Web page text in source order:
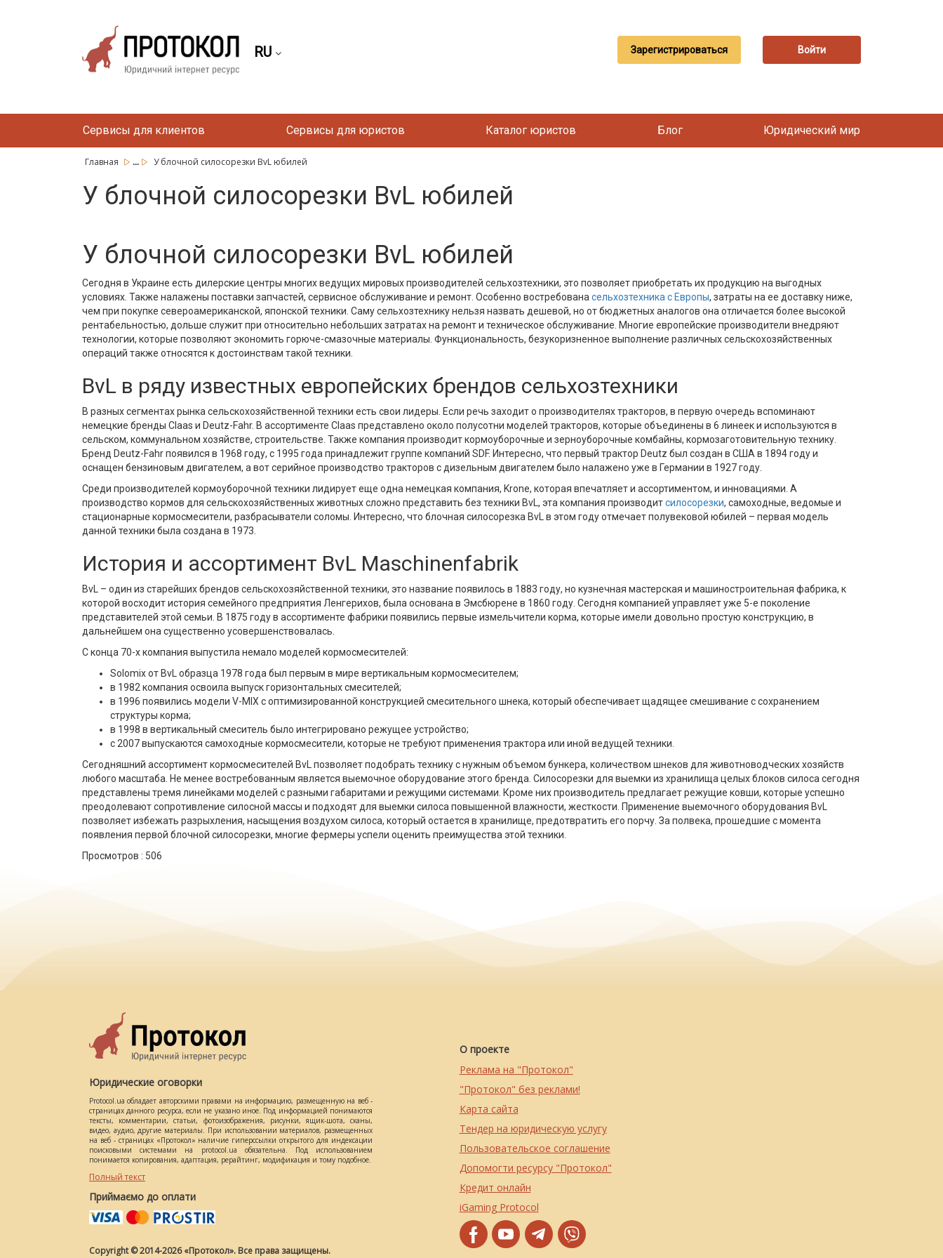
RU Зарегистрироваться Войти
Сервисы для клиентов Сервисы для юристов Каталог юристов Блог Юридический мир
Главная ... У блочной силосорезки BvL юбилей
У блочной силосорезки BvL юбилей
У блочной силосорезки BvL юбилей
Сегодня в Украине есть дилерские центры многих ведущих мировых производителей сельхозтехники, это позволяет приобретать их продукцию на выгодных
условиях. Также налажены поставки запчастей, сервисное обслуживание и ремонт. Особенно востребована сельхозтехника с Европы, затраты на ее доставку ниже,
чем при покупке североамериканской, японской техники. Саму сельхозтехнику нельзя назвать дешевой, но от бюджетных аналогов она отличается более высокой
рентабельностью, дольше служит при относительно небольших затратах на ремонт и техническое обслуживание. Многие европейские производители внедряют
технологии, которые позволяют экономить горюче-смазочные материалы. Функциональность, безукоризненное выполнение различных сельскохозяйственных
операций также относятся к достоинствам такой техники.
BvL в ряду известных европейских брендов сельхозтехники
В разных сегментах рынка сельскохозяйственной техники есть свои лидеры. Если речь заходит о производителях тракторов, в первую очередь вспоминают
немецкие бренды Claas и Deutz-Fahr. В ассортименте Claas представлено около полусотни моделей тракторов, которые объединены в 6 линеек и используются в
сельском, коммунальном хозяйстве, строительстве. Также компания производит кормоуборочные и зерноуборочные комбайны, кормозаготовительную технику.
Бренд Deutz-Fahr появился в 1968 году, с 1995 года принадлежит группе компаний SDF. Интересно, что первый трактор Deutz был создан в США в 1894 году и
оснащен бензиновым двигателем, а вот серийное производство тракторов с дизельным двигателем было налажено уже в Германии в 1927 году.
Среди производителей кормоуборочной техники лидирует еще одна немецкая компания, Krone, которая впечатляет и ассортиментом, и инновациями. А
производство кормов для сельскохозяйственных животных сложно представить без техники BvL, эта компания производитсилосорезки, самоходные, ведомые и
стационарные кормосмесители, разбрасыватели соломы. Интересно, что блочная силосорезка BvL в этом году отмечает полувековой юбилей – первая модель
данной техники была создана в 1973.
История и ассортимент BvL Maschinenfabrik
BvL – один из старейших брендов сельскохозяйственной техники, это название появилось в 1883 году, но кузнечная мастерская и машиностроительная фабрика, к
которой восходит история семейного предприятия Ленгерихов, была основана в Эмсбюрене в 1860 году. Сегодня компанией управляет уже 5-е поколение
представителей этой семьи. В 1875 году в ассортименте фабрики появились первые измельчители корма, которые имели довольно простую конструкцию, в
дальнейшем она существенно усовершенствовалась.
С конца 70-х компания выпустила немало моделей кормосмесителей:
Solomix от BvL образца 1978 года был первым в мире вертикальным кормосмесителем;
в 1982 компания освоила выпуск горизонтальных смесителей;
в 1996 появились модели V-MIX с оптимизированной конструкцией смесительного шнека, который обеспечивает щадящее смешивание с сохранением
структуры корма;
в 1998 в вертикальный смеситель было интегрировано режущее устройство;
с 2007 выпускаются самоходные кормосмесители, которые не требуют применения трактора или иной ведущей техники.
Сегодняшний ассортимент кормосмесителей BvL позволяет подобрать технику с нужным объемом бункера, количеством шнеков для животноводческих хозяйств
любого масштаба. Не менее востребованным является выемочное оборудование этого бренда. Силосорезки для выемки из хранилища целых блоков силоса сегодня
представлены тремя линейками моделей с разными габаритами и режущими системами. Кроме них производитель предлагает режущие ковши, которые успешно
преодолевают сопротивление силосной массы и подходят для выемки силоса повышенной влажности, жесткости. Применение выемочного оборудования BvL
позволяет избежать разрыхления, насыщения воздухом силоса, который остается в хранилище, предотвратить его порчу. За полвека, прошедшие с момента
появления первой блочной силосорезки, многие фермеры успели оценить преимущества этой техники.
Просмотров : 506
Юридические оговорки
Protocol.ua обладает авторскими правами на информацию, размещенную на веб -
страницах данного ресурса, если не указано иное. Под информацией понимаются
тексты, комментарии, статьи, фотоизображения, рисунки, ящик-шота, сканы,
видео, аудио, другие материалы. При использовании материалов, размещенных
на веб - страницах «Протокол» наличие гиперссылки открытого для индексации
поисковыми системами на protocol.ua обязательна. Под использованием
понимается копирования, адаптация, рерайтинг, модификация и тому подобное.
Полный текст
Приймаємо до оплати
Copyright © 2014-2026 «Протокол». Все права защищены.
О проекте
Реклама на "Протокол"
"Протокол" без реклами!
Карта сайта
Тендер на юридическую услугу
Пользовательское соглашение
Допомогти ресурсу "Протокол"
Кредит онлайн
iGaming Protocol